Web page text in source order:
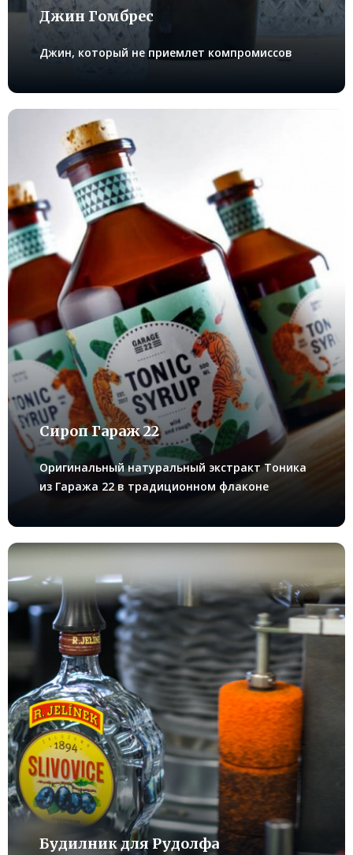
Джин Гoмбрес
Джин, который не приемлет компромиссов
Сироп Гараж 22
Оригинальный натуральный экстракт Тоника
из Гаража 22 в традиционном флаконе
Будилник для Рудoлфа